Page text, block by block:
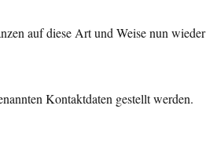
auf diese Art und Weise nun wieder
Kontaktdaten gestellt werden.